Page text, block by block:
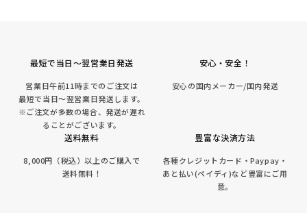
最短で当日～翌営業日発送
営業日午前11時までのご注文は
最短で当日～翌営業日発送します。
※ご注文が多数の場合、発送が遅れ
ることがございます。
安心・安全！
安心の国内メーカー/国内発送
送料無料
8,000円（税込）以上のご購入で
送料無料！
豊富な決済方法
各種クレジットカード・Paypay・
あと払い(ペイディ)など豊富にご用
意。